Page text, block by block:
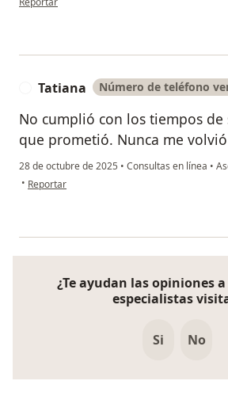
Tatiana Número de teléfono
No cumplió con los tiempos
que prometió. Nunca me
28 de octubre de 2025 • Consultas en línea •
• en opinión del usuario Tatiana
Reportar
¿Te ayudan las opiniones
especialistas
Si No